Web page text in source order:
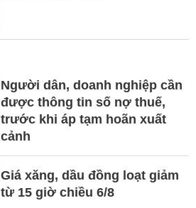
Người dân, doanh nghiệp cần
được thông tin số nợ thuế,
trước khi áp tạm hoãn xuất
cảnh
Giá xăng, dầu đồng loạt giảm
từ 15 giờ chiều 6/8